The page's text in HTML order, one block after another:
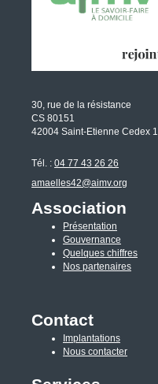
30, rue de la résistance
CS 80151
42004 Saint-Etienne Cedex 1
Tél. : 04 77 43 26 26
amaelles42@aimv.org
Association
Présentation
Gouvernance
Quelques chiffres
Nos partenaires
Contact
Implantations
Nous contacter